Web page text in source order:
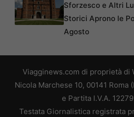
Sforzesco e Altri
Storici Aprono le
Agosto
Viagginews.com di proprietà di
Nicola Marchese 10, 00141 Roma
e Partita I.V.A.
Testata Giornalistica registrata